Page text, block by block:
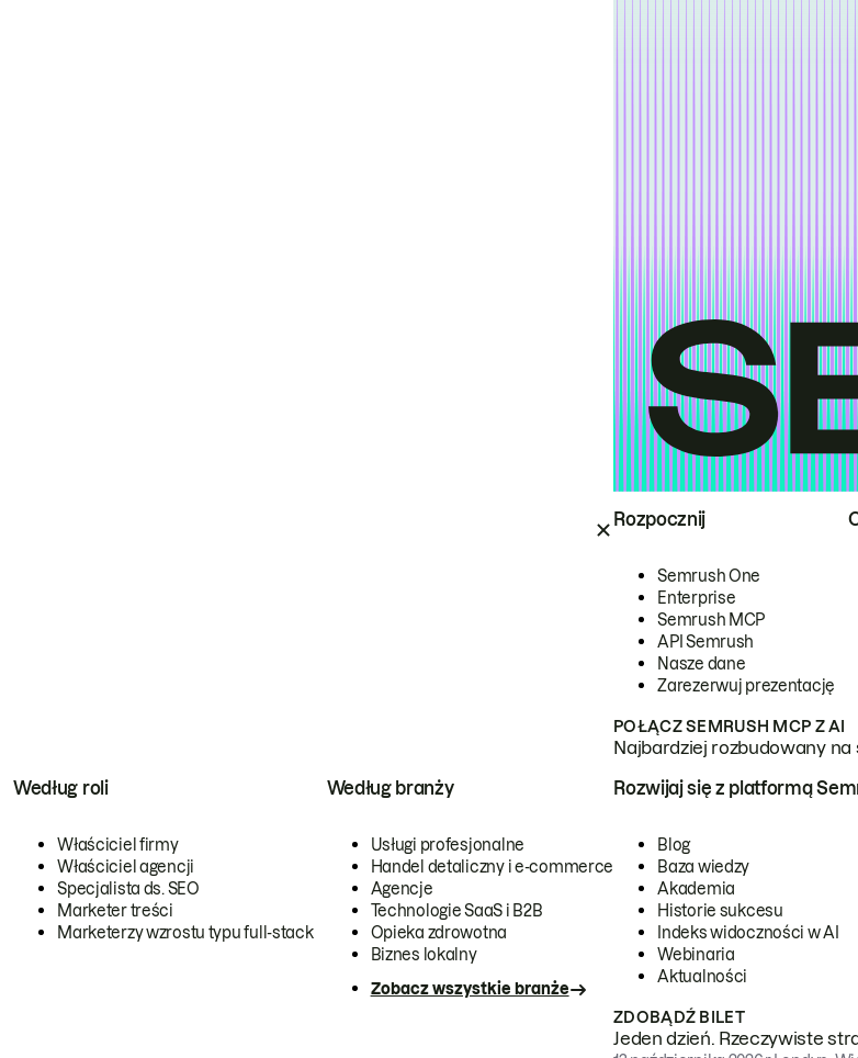
Rozpocznij
Semrush One
Enterprise
Semrush MCP
API Semrush
Nasze dane
Zarezerwuj prezentację
POŁĄCZ SEMRUSH MCP Z AI
Najbardziej rozbudowany
Według roli
Właściciel firmy
Właściciel agencji
Specjalista ds. SEO
Marketer treści
Marketerzy wzrostu typu full-stack
Według branży
Usługi profesjonalne
Handel detaliczny i e-commerce
Agencje
Technologie SaaS i B2B
Opieka zdrowotna
Biznes lokalny
Zobacz wszystkie branże
Rozwijaj się z platformą
Blog
Baza wiedzy
Akademia
Historie sukcesu
Indeks widoczności w AI
Webinaria
Aktualności
ZDOBĄDŹ BILET
Jeden dzień. Rzeczywiste